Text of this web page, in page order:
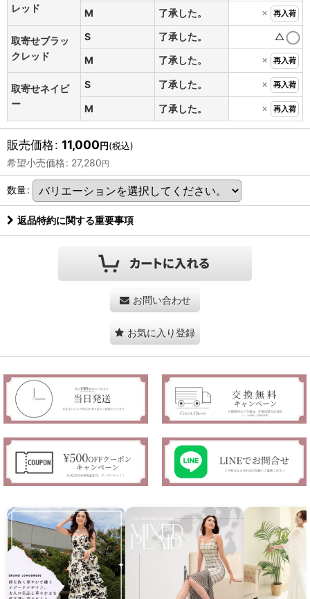
レッド
M 了承した。 × 再入荷
取寄せブラッ
クレッド
S 了承した。
△
M
了承した。 × 再入荷
取寄せネイビ
ー
S 了承した。 × 再入荷
M 了承した。 × 再入荷
販売価格: 11,000円(税込)
希望小売価格: 27,280 円
数量:
返品特約に関する重要事項
お問い合わせ
お気に入り登録